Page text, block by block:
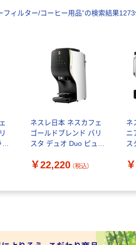
フィルター/コーヒー用品”の検索結果1273
ネスレ日本 ネスカフェ
ゴールドブレンド バリ
スタ デュオ Duo ピュア
￥22,220 （税込）
ネ
ニ
ス
試